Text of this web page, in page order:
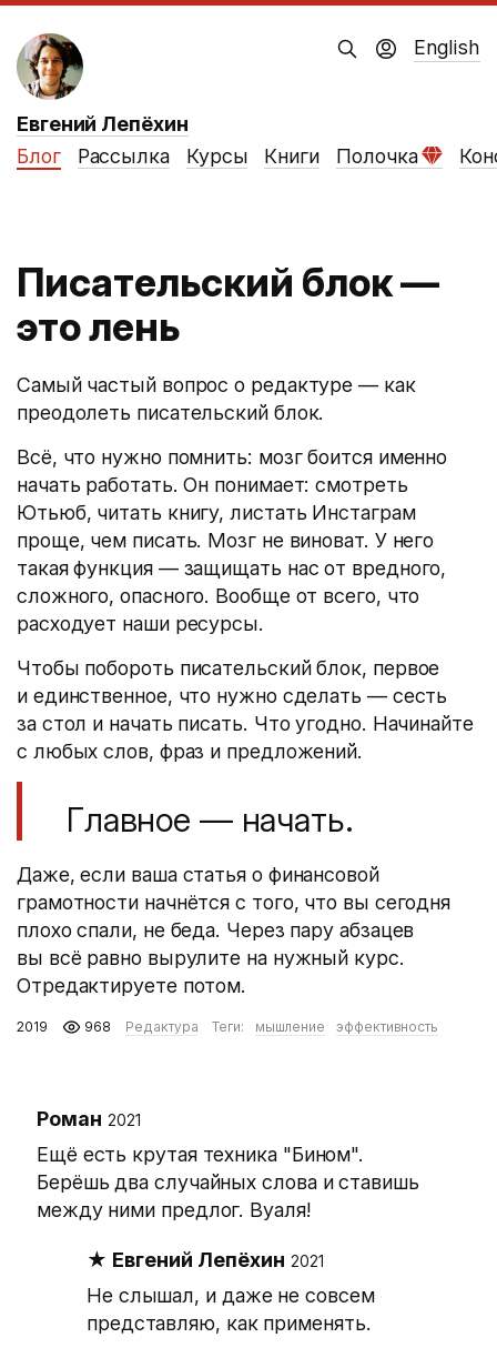
Евгений Лепёхин
Блог
Рассылка Курсы Книги Полочка
English
Писательский блок —
это лень
Самый частый вопрос о редактуре — как
преодолеть писательский блок.
Всё, что нужно помнить: мозг боится именно
начать работать. Он понимает: смотреть
Ютьюб, читать книгу, листать Инстаграм
проще, чем писать. Мозг не виноват. У него
такая функция — защищать нас от вредного,
сложного, опасного. Вообще от всего, что
расходует наши ресурсы.
Чтобы побороть писательский блок, первое
и единственное, что нужно сделать — сесть
за стол и начать писать. Что угодно. Начинайте
с любых слов, фраз и предложений.
Главное — начать.
Даже, если ваша статья о финансовой
грамотности начнётся с того, что вы сегодня
плохо спали, не беда. Через пару абзацев
вы всё равно вырулите на нужный курс.
Отредактируете потом.
2019 968 Редактура Теги: мышление эффективность
Роман 2021
Ещё есть крутая техника "Бином".
Берёшь два случайных слова и ставишь
между ними предлог. Вуаля!
Евгений Лепёхин 2021
Не слышал, и даже не совсем
представляю, как применять.